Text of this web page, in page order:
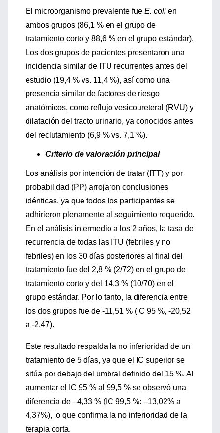
El microorganismo prevalente fue E. coli en
ambos grupos (86,1 % en el grupo de
tratamiento corto y 88,6 % en el grupo estándar).
Los dos grupos de pacientes presentaron una
incidencia similar de ITU recurrentes antes del
estudio (19,4 % vs. 11,4 %), así como una
presencia similar de factores de riesgo
anatómicos, como reflujo vesicoureteral (RVU) y
dilatación del tracto urinario, ya conocidos antes
del reclutamiento (6,9 % vs. 7,1 %).
Criterio de valoración principal
Los análisis por intención de tratar (ITT) y por
probabilidad (PP) arrojaron conclusiones
idénticas, ya que todos los participantes se
adhirieron plenamente al seguimiento requerido.
En el análisis intermedio a los 2 años, la tasa de
recurrencia de todas las ITU (febriles y no
febriles) en los 30 días posteriores al final del
tratamiento fue del 2,8 % (2/72) en el grupo de
tratamiento corto y del 14,3 % (10/70) en el
grupo estándar. Por lo tanto, la diferencia entre
los dos grupos fue de -11,51 % (IC 95 %, -20,52
a -2,47).
Este resultado respalda la no inferioridad de un
tratamiento de 5 días, ya que el IC superior se
sitúa por debajo del umbral definido del 15 %. Al
aumentar el IC 95 % al ​​99,5 % se observó una
diferencia de –4,33 % (IC 99,5 %: –13,02% a
4,37%), lo que confirma la no inferioridad de la
terapia corta.